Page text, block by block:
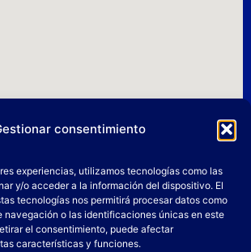
consentimiento
experiencias, utilizamos tecnologías como las
y/o acceder a la información del dispositivo. El
tecnologías nos permitirá procesar datos como
navegación o las identificaciones únicas en este
el consentimiento, puede afectar
características y funciones.